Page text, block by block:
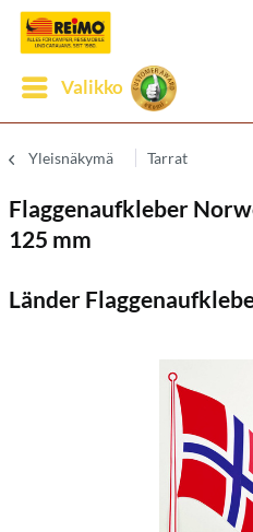
Valikko
Yleisnäkymä Tarrat
Flaggenaufkleber
125 mm
Länder